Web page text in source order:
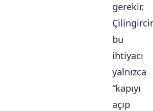
gerekir.
bu
ihtiyacı
yalnızca
“kapıyı
açıp